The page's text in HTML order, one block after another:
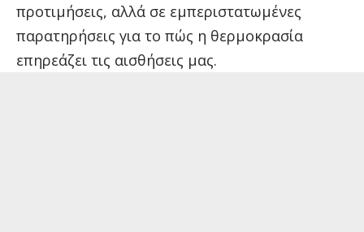
προτιμήσεις, αλλά σε εμπεριστατωμένες
παρατηρήσεις για το πώς η θερμοκρασία
επηρεάζει τις αισθήσεις μας.